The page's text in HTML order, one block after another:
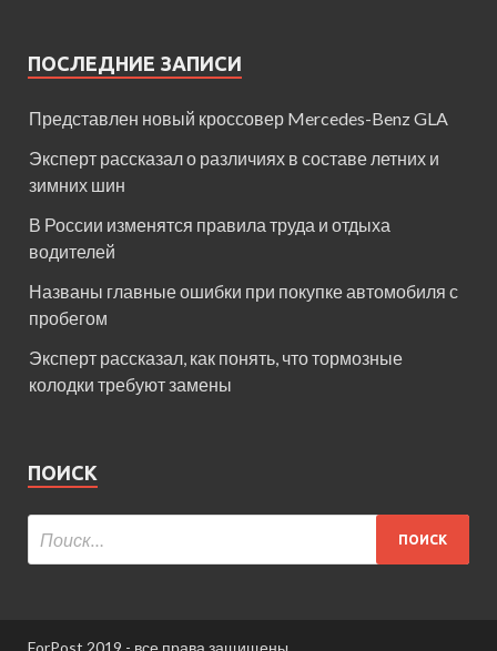
ПОСЛЕДНИЕ ЗАПИСИ
Представлен новый кроссовер Mercedes-Benz GLA
Эксперт рассказал о различиях в составе летних и
зимних шин
В России изменятся правила труда и отдыха
водителей
Названы главные ошибки при покупке автомобиля с
пробегом
Эксперт рассказал, как понять, что тормозные
колодки требуют замены
ПОИСК